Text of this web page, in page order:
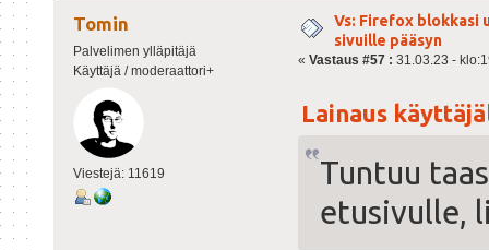
Tomin
Palvelimen ylläpitäjä
Käyttäjä / moderaattori+
Viestejä: 11619
Vs: Firefox blokkasi
sivuille pääsyn
« Vastaus #57 : 31.03.23 -
Lainaus
Tuntuu
etusivulle,